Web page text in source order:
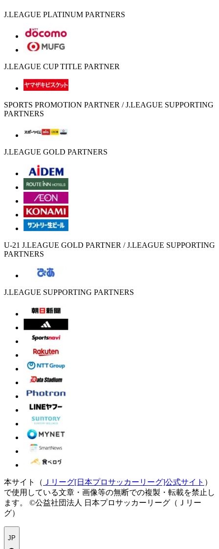
J.LEAGUE PLATINUM PARTNERS
J.LEAGUE CUP TITLE PARTNER
SPORTS PROMOTION PARTNER / J.LEAGUE SUPPORTING
PARTNERS
J.LEAGUE GOLD PARTNERS
U-21 J.LEAGUE GOLD PARTNER / J.LEAGUE SUPPORTING
PARTNERS
J.LEAGUE SUPPORTING PARTNERS
本サイト（ Ｊリーグ[日本プロサッカーリーグ]公式サイト ）
で使用している文章・画像等の無断での複製・転載を禁止し
ます。
©公益社団法人 日本プロサッカーリーグ（Ｊリー
グ）
JP